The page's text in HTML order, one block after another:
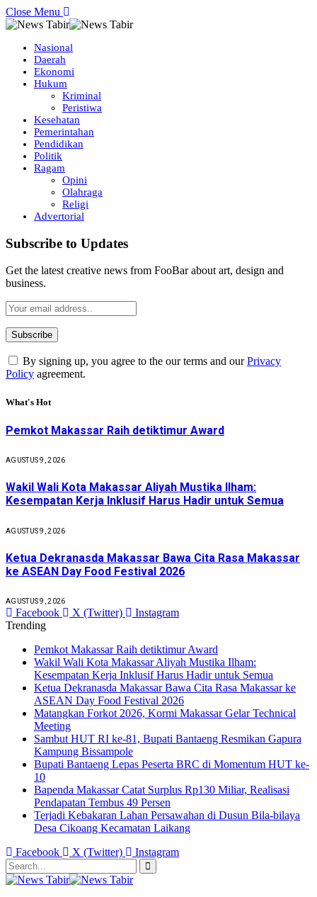
Close Menu
Nasional
Daerah
Ekonomi
Hukum
Kriminal
Peristiwa
Kesehatan
Pemerintahan
Pendidikan
Politik
Ragam
Opini
Olahraga
Religi
Advertorial
Subscribe to Updates
Get the latest creative news from FooBar about art, design and
business.
By signing up, you agree to the our terms and ourPrivacy
Policy agreement.
What's Hot
Pemkot Makassar Raih detiktimur Award
AGUSTUS 9, 2026
Wakil Wali Kota Makassar Aliyah Mustika Ilham:
Kesempatan Kerja Inklusif Harus Hadir untuk Semua
AGUSTUS 9, 2026
Ketua Dekranasda Makassar Bawa Cita Rasa Makassar
ke ASEAN Day Food Festival 2026
AGUSTUS 9, 2026
Facebook X (Twitter)
Instagram
Trending
Pemkot Makassar Raih detiktimur Award
Wakil Wali Kota Makassar Aliyah Mustika Ilham:
Kesempatan Kerja Inklusif Harus Hadir untuk Semua
Ketua Dekranasda Makassar Bawa Cita Rasa Makassar ke
ASEAN Day Food Festival 2026
Matangkan Forkot 2026, Kormi Makassar Gelar Technical
Meeting
Sambut HUT RI ke-81, Bupati Bantaeng Resmikan Gapura
Kampung Bissampole
Bupati Bantaeng Lepas Peserta BRC di Momentum HUT ke-
10
Bapenda Makassar Catat Surplus Rp130 Miliar, Realisasi
Pendapatan Tembus 49 Persen
Terjadi Kebakaran Lahan Persawahan di Dusun Bila-bilaya
Desa Cikoang Kecamatan Laikang
Facebook
X (Twitter) Instagram